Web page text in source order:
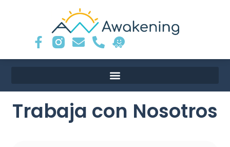
Trabaja con Nosotros